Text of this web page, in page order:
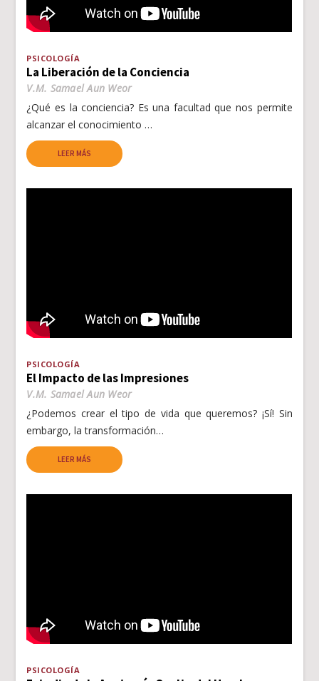
PSICOLOGÍA
La Liberación de la Conciencia
V.M. Samael Aun Weor
¿Qué es la conciencia? Es una facultad que nos permite
alcanzar el conocimiento …
LEER MÁS
PSICOLOGÍA
El Impacto de las Impresiones
V.M. Samael Aun Weor
¿Podemos crear el tipo de vida que queremos? ¡Sí! Sin
embargo, la transformación…
LEER MÁS
PSICOLOGÍA